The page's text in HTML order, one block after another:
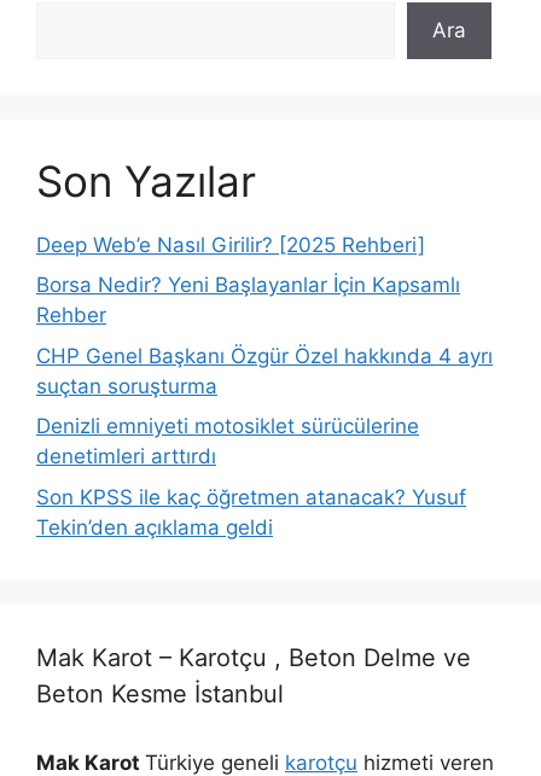
Ara
Son Yazılar
Deep Web’e Nasıl Girilir? [2025 Rehberi]
Borsa Nedir? Yeni Başlayanlar İçin Kapsamlı
Rehber
CHP Genel Başkanı Özgür Özel hakkında 4 ayrı
suçtan soruşturma
Denizli emniyeti motosiklet sürücülerine
denetimleri arttırdı
Son KPSS ile kaç öğretmen atanacak? Yusuf
Tekin’den açıklama geldi
Mak Karot – Karotçu , Beton Delme ve
Beton Kesme İstanbul
Mak Karot Türkiye geneli karotçu hizmeti veren